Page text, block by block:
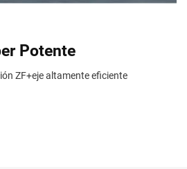
Potente
ZF+eje altamente eficiente